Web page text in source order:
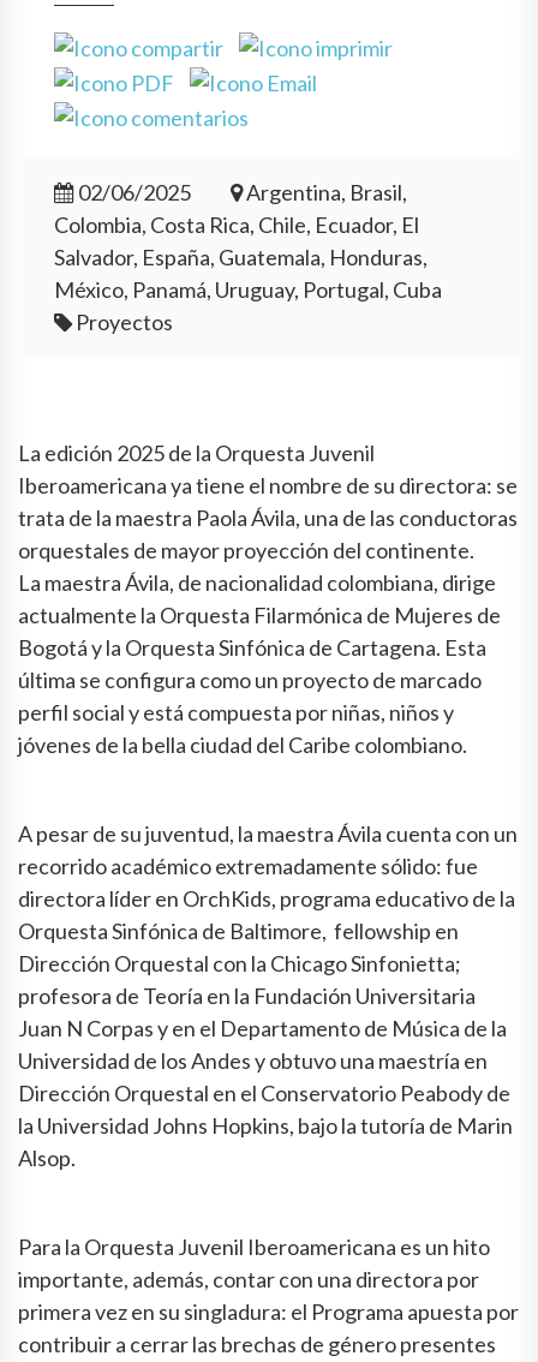
02/06/2025
Argentina, Brasil,
Colombia, Costa Rica, Chile, Ecuador, El
Salvador, España, Guatemala, Honduras,
México, Panamá, Uruguay, Portugal, Cuba
Proyectos
La edición 2025 de la Orquesta Juvenil
Iberoamericana ya tiene el nombre de su directora: se
trata de la maestra Paola Ávila, una de las conductoras
orquestales de mayor proyección del continente.
La maestra Ávila, de nacionalidad colombiana, dirige
actualmente la Orquesta Filarmónica de Mujeres de
Bogotá y la Orquesta Sinfónica de Cartagena. Esta
última se configura como un proyecto de marcado
perfil social y está compuesta por niñas, niños y
jóvenes de la bella ciudad del Caribe colombiano.
A pesar de su juventud, la maestra Ávila cuenta con un
recorrido académico extremadamente sólido: fue
directora líder en OrchKids, programa educativo de la
Orquesta Sinfónica de Baltimore, fellowship en
Dirección Orquestal con la Chicago Sinfonietta;
profesora de Teoría en la Fundación Universitaria
Juan N Corpas y en el Departamento de Música de la
Universidad de los Andes y obtuvo una maestría en
Dirección Orquestal en el Conservatorio Peabody de
la Universidad Johns Hopkins, bajo la tutoría de Marin
Alsop.
Para la Orquesta Juvenil Iberoamericana es un hito
importante, además, contar con una directora por
primera vez en su singladura: el Programa apuesta por
contribuir a cerrar las brechas de género presentes